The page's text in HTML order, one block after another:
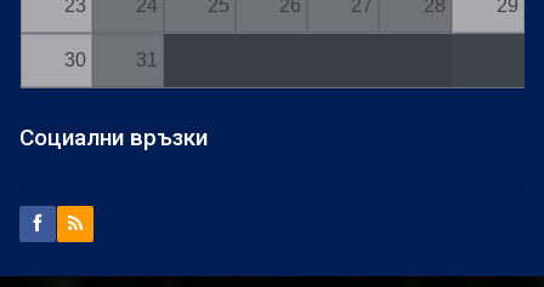
23 24 25 26 27 28 29
30 31
Социални връзки